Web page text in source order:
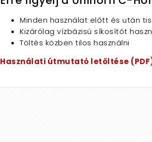
Minden használat előtt és után
Kizárólag vízbázisú síkosítót
Töltés közben tilos használni
Használati útmutató letöltése